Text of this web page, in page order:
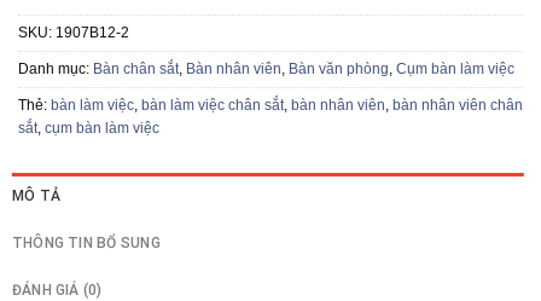
SKU: 1907B12-2
Danh mục: Bàn chân sắt, Bàn nhân viên, Bàn văn phòng, Cụm bàn làm việc
Thẻ: bàn làm việc, bàn làm việc chân sắt, bàn nhân viên, bàn nhân viên chân
sắt, cụm bàn làm việc
MÔ TẢ
THÔNG TIN BỔ SUNG
ĐÁNH GIÁ (0)